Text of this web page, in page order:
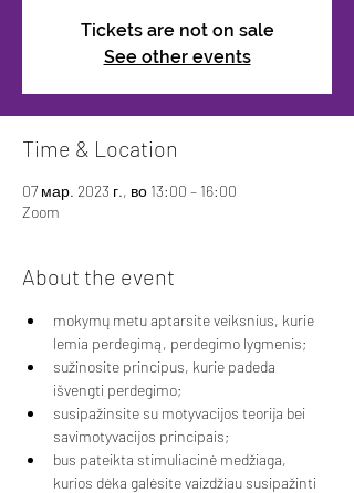
Tickets are not on sale
See other events
Time & Location
07 мар. 2023 г., во 13:00 – 16:00
Zoom
About the event
mokymų metu aptarsite veiksnius, kurie
lemia perdegimą, perdegimo lygmenis;
sužinosite principus, kurie padeda
išvengti perdegimo;
susipažinsite su motyvacijos teorija bei
savimotyvacijos principais;
bus pateikta stimuliacinė medžiaga,
kurios dėka galėsite vaizdžiau susipažinti